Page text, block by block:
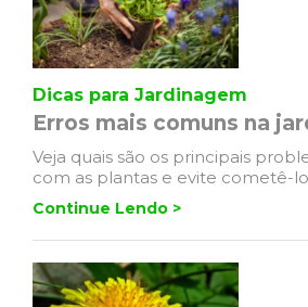
Dicas para Jardinagem
Erros mais comuns na
Veja quais são os principais
com as plantas e evite cometê-
Continue Lendo >